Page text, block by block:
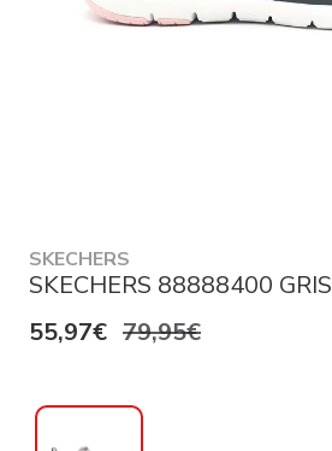
SKECHERS
SKECHERS 88888400 GRIS
55,97€ 79,95€